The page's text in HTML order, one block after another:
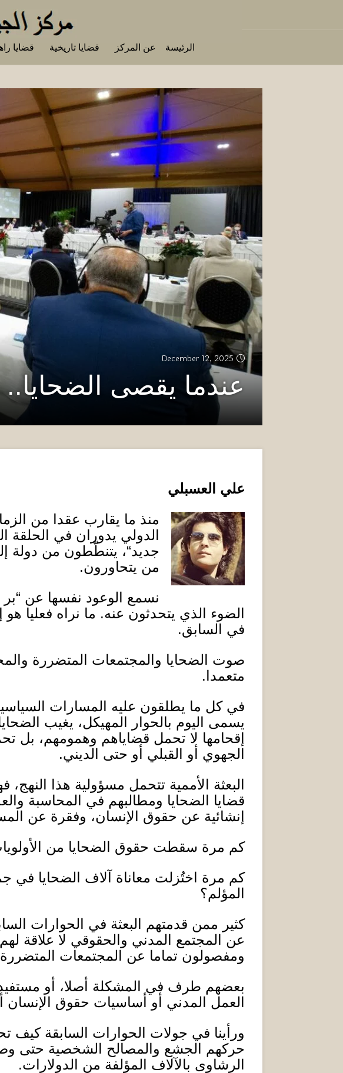
الرئيسة عن المركز قضايا تاريخية قضايا
December 12, 2025
عندما يقصى الضحايا..
علي العسبلي
منذ ما يقارب عقدا من
الدولي يدوران في الحلقة
جديد“، يتنطّطون من دولة
من يتحاورون.
نسمع الوعود نفسها عن “بر
الضوء الذي يتحدثون عنه. ما نراه فعليا
في السابق.
صوت الضحايا والمجتمعات المتضررة
متعمدا .
في كل ما يطلقون عليه المسارات
يسمى اليوم بالحوار المهيكل، يغيب
إقحامها لا تحمل قضاياهم وهمومهم، بل
الجهوي أو القبلي أو حتى الديني.
البعثة الأممية تتحمل مسؤولية هذا
قضايا الضحايا ومطالبهم في المحاسبة
إنشائية عن حقوق الإنسان، وفقرة عن
كم مرة سقطت حقوق الضحايا من
كم مرة اختُزلت معاناة آلاف الضحايا
المؤلم؟
كثير ممن قدمتهم البعثة في الحوارات
عن المجتمع المدني والحقوقي لا علاقة لهم
ومفصولون تماما عن المجتمعات المتضررة
بعضهم طرف في المشكلة أصلا، أو مستفيد
العمل المدني أو أساسيات حقوق الإنسان
ورأينا في جولات الحوارات السابقة
حركهم الجشع والمصالح الشخصية حتى
الرشاوى بالآلاف المؤلفة من الدولارات.